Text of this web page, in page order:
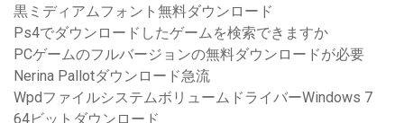
黒ミディアムフォント無料ダウンロード
Ps4でダウンロードしたゲームを検索できますか
PCゲームのフルバージョンの無料ダウンロードが必要
Nerina Pallotダウンロード急流
WpdファイルシステムボリュームドライバーWindows 7
64ビットダウンロード